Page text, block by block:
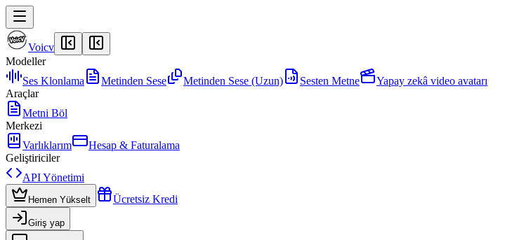
Voicv
Modeller
Ses Klonlama
Metinden Sese Metinden Sese (Uzun) Sesten Metne
Yapay zekâ video avatarı
Araçlar
Metni Böl
Merkezi
Varlıklarım
Hesap & Faturalama
Geliştiriciler
API Yönetimi
Hemen Yükselt Ücretsiz Kredi
Giriş yap